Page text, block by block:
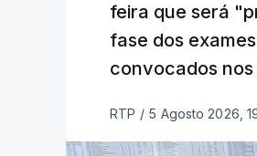
feira que será
fase dos
convocados nos
RTP / 5 Agosto 2026,